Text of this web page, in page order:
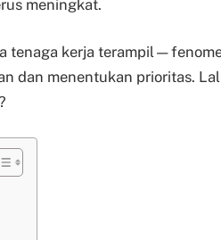
meningkat.
tenaga kerja
dan menentukan prioritas.